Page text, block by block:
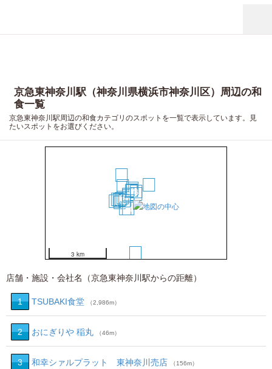
京急東神奈川駅（神奈川県横浜市神奈川区）周辺の和
食一覧
京急東神奈川駅周辺の和食カテゴリのスポットを一覧で表示しています。見
たいスポットをお選びください。
2
3
4
56
7
8
9
10
11
12
14
15
16
17
18
19
3 km
店舗・施設・会社名（京急東神奈川駅からの距離）
1 TSUBAKI食堂 （2,986m）
2 おにぎりや 稲丸 （46m）
3 和幸シァルプラット 東神奈川売店 （156m）